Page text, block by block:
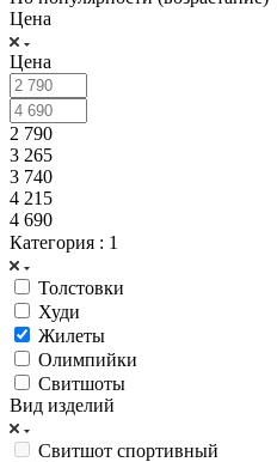
Цена
Цена
2 790
3 265
3 740
4 215
4 690
Категория : 1
Толстовки
Худи
Жилеты
Олимпийки
Свитшоты
Вид изделий
Свитшот спортивный